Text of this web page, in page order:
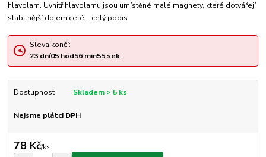
hlavolam. Uvnitř hlavolamu jsou umístěné malé magnety, které dotvářejí
stabilnější dojem celé... celý popis
Sleva končí:
23 dní05hod56min54sek
Dostupnost Skladem > 5 ks
Nejsme plátci DPH
78 Kč/ks